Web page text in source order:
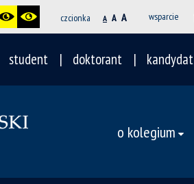
czcionka A A A wsparcie
student doktorant kandydat
o kolegium